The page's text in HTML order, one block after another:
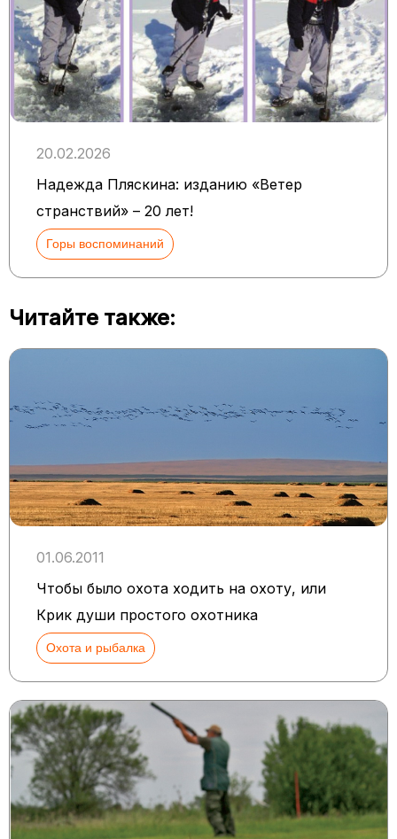
20.02.2026
Надежда Пляскина: изданию «Ветер
странствий» – 20 лет!
Горы воспоминаний
Читайте также:
01.06.2011
Чтобы было охота ходить на охоту, или
Крик души простого охотника
Охота и рыбалка